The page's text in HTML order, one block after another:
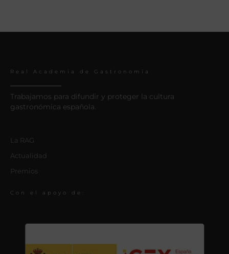
Real Academia de Gastronomía
Trabajamos para difundir y proteger la cultura
gastronómica española.
La RAG
Actualidad
Premios
Con el apoyo de: